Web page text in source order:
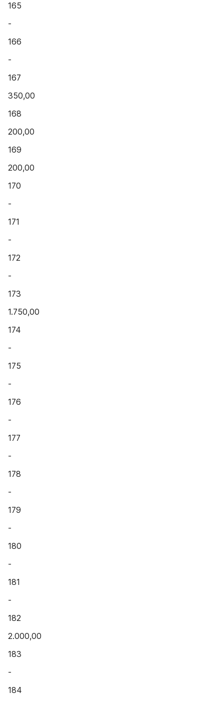
165
-
166
-
167
350,00
168
200,00
169
200,00
170
-
171
-
172
-
173
1.750,00
174
-
175
-
176
-
177
-
178
-
179
-
180
-
181
-
182
2.000,00
183
-
184